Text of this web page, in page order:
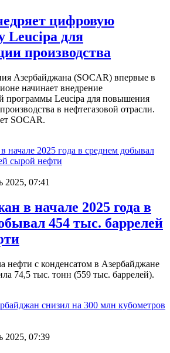
цифровую
Leucipa для
производства
Азербайджана (SOCAR) впервые в
начинает внедрение
программы Leucipa для повышения
в нефтегазовой отрасли.
SOCAR.
2025, 07:41
в начале 2025 года в
454 тыс. баррелей
нефти с конденсатом в Азербайджане
74,5 тыс. тонн (559 тыс. баррелей).
2025, 07:39